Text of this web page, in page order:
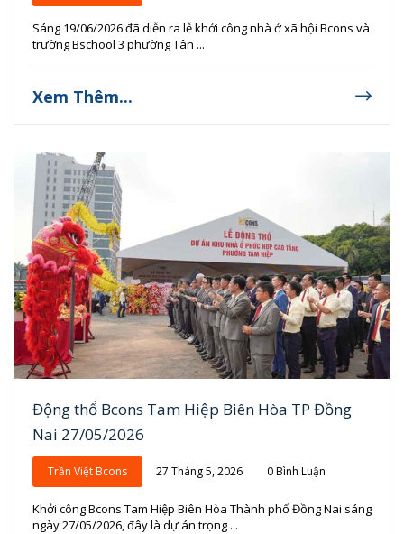
Sáng 19/06/2026 đã diễn ra lễ khởi công nhà ở xã hội Bcons và
trường Bschool 3 phường Tân ...
Xem Thêm...
Động thổ Bcons Tam Hiệp Biên Hòa TP Đồng
Nai 27/05/2026
Trần Việt Bcons 27 Tháng 5, 2026 0 Bình Luận
Khởi công Bcons Tam Hiệp Biên Hòa Thành phố Đồng Nai sáng
ngày 27/05/2026, đây là dự án trọng ...